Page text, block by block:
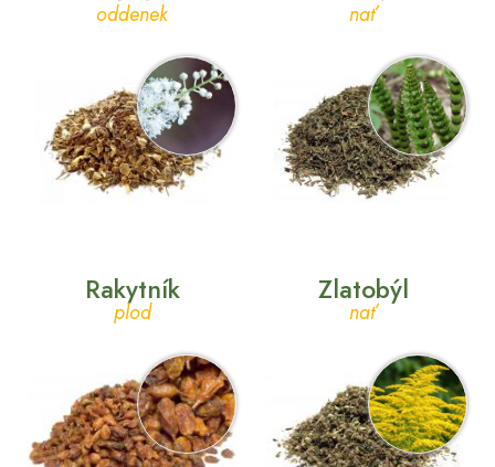
oddenek nať
Rakytník
plod
Zlatobýl
nať